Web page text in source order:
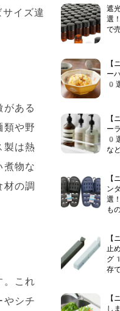
イズ違
ある
類や野
製は熱
煮物な
の調
。これ
やシチ
遮
選
で
ー
0
ー
0
な
ン
選
も
止
グ
存
し